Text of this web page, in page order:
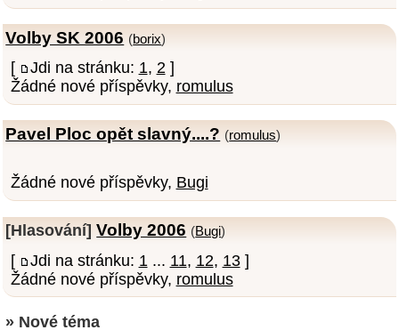
Volby SK 2006 (borix)
[ Jdi na stránku: 1, 2]
Žádné nové příspěvky, romulus
Pavel Ploc opět slavný....? (romulus)
Žádné nové příspěvky, Bugi
[Hlasování] Volby 2006 (Bugi)
[ Jdi na stránku: 1 ... 11, 12, 13]
Žádné nové příspěvky, romulus
» Nové téma